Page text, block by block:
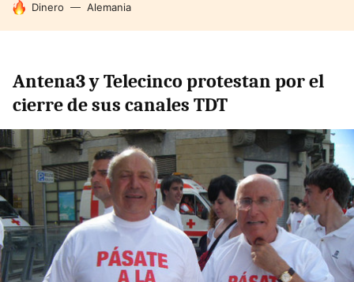
HOY SE HABLA DE
Dinero Alemania
Antena3 y Telecinco protestan por el
cierre de sus canales TDT